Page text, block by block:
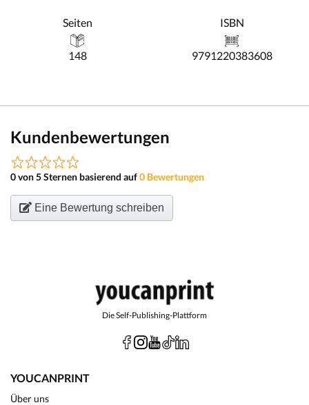
Seiten
148
ISBN
9791220383608
Kundenbewertungen
0 von 5 Sternen basierend auf0 Bewertungen
Eine Bewertung schreiben
Die Self-Publishing-Plattform
YOUCANPRINT
Über uns